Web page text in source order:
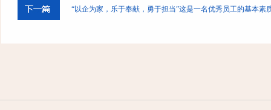
“以企为家，乐于奉献，勇于担当”这是一名优秀员工的基本素